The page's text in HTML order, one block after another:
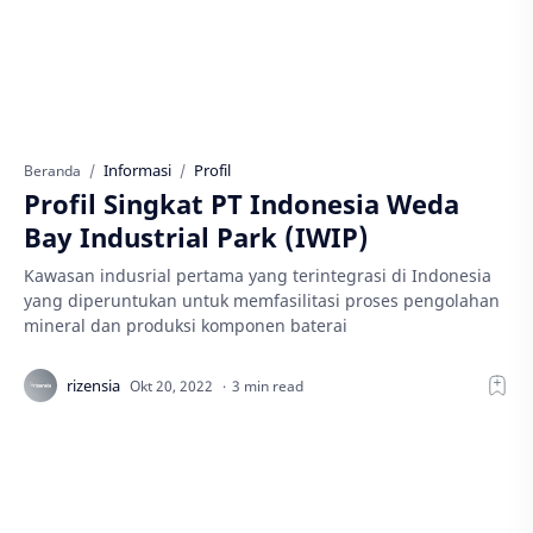
Beranda Informasi Profil
Profil Singkat PT Indonesia Weda
Bay Industrial Park (IWIP)
Kawasan indusrial pertama yang terintegrasi di Indonesia
yang diperuntukan untuk memfasilitasi proses pengolahan
mineral dan produksi komponen baterai
3 min read